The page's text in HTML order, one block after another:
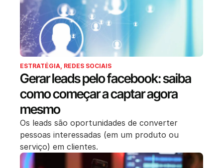
ESTRATÉGIA, REDES SOCIAIS
Gerar leads pelo facebook: saiba
como começar a captar agora
mesmo
Os leads são oportunidades de converter
pessoas interessadas (em um produto ou
serviço) em clientes.